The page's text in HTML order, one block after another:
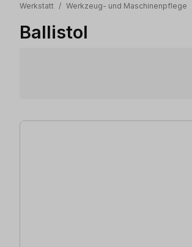
Werkstatt / Werkzeug- und Maschinenpflege
Ballistol
20 Artikel gefunden